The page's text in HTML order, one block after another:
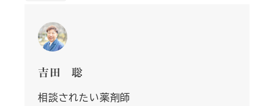
吉田 聡
相談されたい薬剤師